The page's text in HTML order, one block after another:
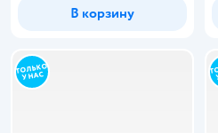
В корзину